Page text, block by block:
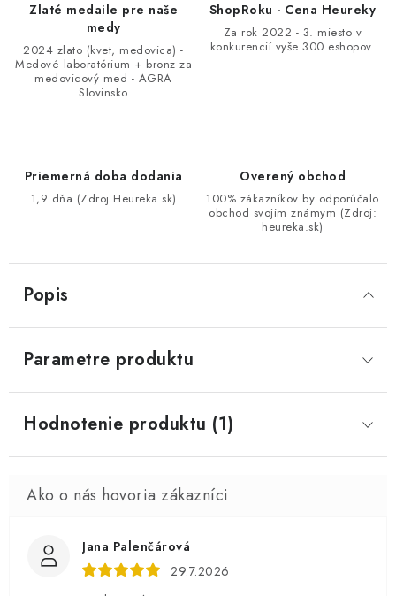
Zlaté medaile pre naše
medy
2024 zlato (kvet, medovica) -
Medové laboratórium + bronz za
medovicový med - AGRA
Slovinsko
ShopRoku - Cena Heureky
Za rok 2022 - 3. miesto v
konkurencií vyše 300 eshopov.
Priemerná doba dodania
1,9 dňa (Zdroj Heureka.sk)
Overený obchod
100% zákazníkov by odporúčalo
obchod svojim známym (Zdroj:
heureka.sk)
Popis
Parametre produktu
Hodnotenie produktu (1)
Jana Palenčárová
29.7.2026